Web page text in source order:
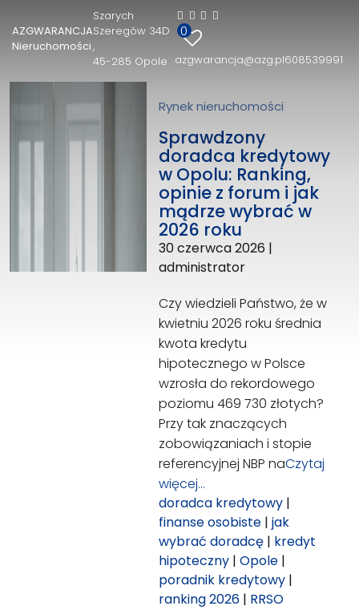
AZGWARANCJA
Nieruchomości
Szarych
Szeregów 34D
45-285 Opole
0
azgwarancja@azg.pl608539991
AZGWARANCJA Nieruchomości
Szarych Szeregów 34D
45-285 Opole
608539991
azgwarancja@azg.pl
Rynek nieruchomości
Sprawdzony
doradca kredytowy
w Opolu: Ranking,
opinie z forum i jak
mądrze wybrać w
2026 roku
30 czerwca 2026 |
administrator
Czy wiedzieli Państwo, że w
kwietniu 2026 roku średnia
kwota kredytu
hipotecznego w Polsce
wzrosła do rekordowego
poziomu 469 730 złotych?
Przy tak znaczących
zobowiązaniach i stopie
referencyjnej NBP naCzytaj
więcej…
doradca kredytowy|
finanse osobiste| jak
wybrać doradcę| kredyt
hipoteczny| Opole|
poradnik kredytowy|
ranking 2026| RRSO